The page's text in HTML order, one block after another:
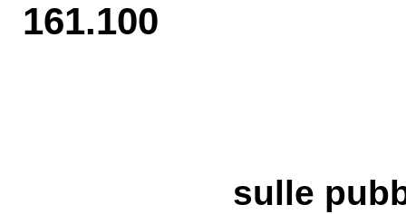
161.100
sulle